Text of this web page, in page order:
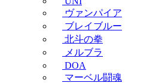
ヴァンパイア
ブレイブルー
北斗の拳
メルブラ
DOA
マーベル闘魂